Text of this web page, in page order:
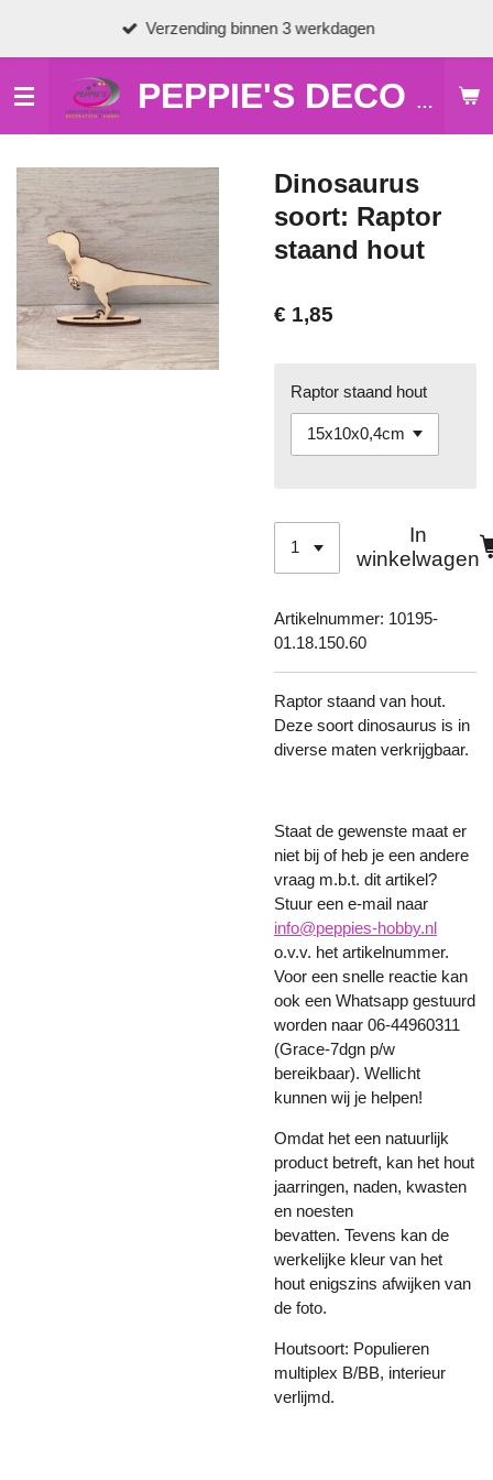
de
hoofdinhoud
PEPPIE'S DECO & HOBBY
Verzending binnen 3 werkdagen
Dinosaurus
soort: Raptor
staand hout
€ 1,85
Raptor staand hout
In
winkelwagen
Artikelnummer: 10195-
01.18.150.60
Raptor staand van hout.
Deze soort dinosaurus is in
diverse maten verkrijgbaar.
Staat de gewenste maat er
niet bij of heb je een andere
vraag m.b.t. dit artikel?
Stuur een e-mail naar
info@peppies-hobby.nl
o.v.v. het artikelnummer.
Voor een snelle reactie kan
ook een Whatsapp gestuurd
worden naar 06-44960311
(Grace-7dgn p/w
bereikbaar). Wellicht
kunnen wij je helpen!
Omdat het een natuurlijk
product betreft, kan het hout
jaarringen, naden, kwasten
en noesten
bevatten. Tevens kan de
werkelijke kleur van het
hout enigszins afwijken van
de foto.
Houtsoort: Populieren
multiplex B/BB, interieur
verlijmd.